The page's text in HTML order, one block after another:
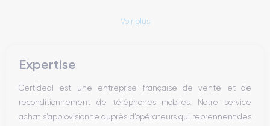
Voir plus
Expertise
Certideal est une entreprise française de vente et de
reconditionnement de téléphones mobiles. Notre service
achat s’approvisionne auprès d’opérateurs qui reprennent des